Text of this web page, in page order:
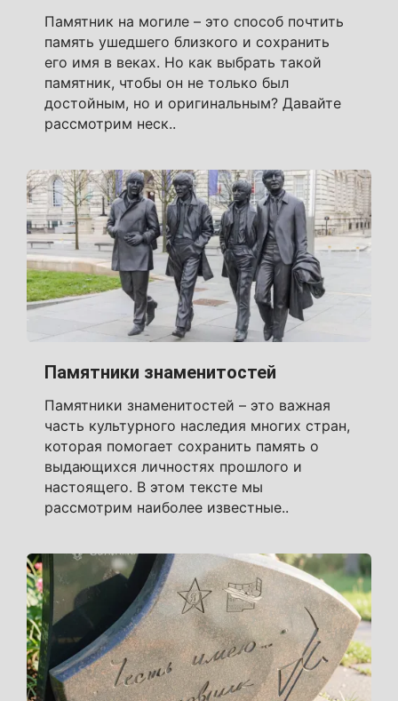
Памятник на могиле – это способ почтить
память ушедшего близкого и сохранить
его имя в веках. Но как выбрать такой
памятник, чтобы он не только был
достойным, но и оригинальным? Давайте
рассмотрим неск..
Памятники знаменитостей
Памятники знаменитостей – это важная
часть культурного наследия многих стран,
которая помогает сохранить память о
выдающихся личностях прошлого и
настоящего. В этом тексте мы
рассмотрим наиболее известные..